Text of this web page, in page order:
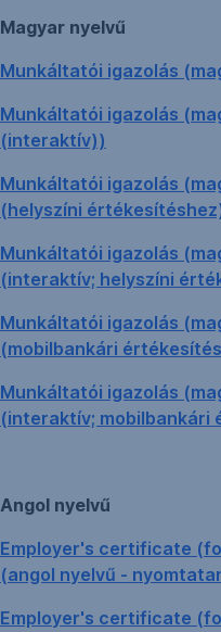
Magyar nyelvű
Munkáltatói igazolás
Munkáltatói igazolás
(interaktív))
Munkáltatói igazolás
(helyszíni
Munkáltatói igazolás
(interaktív; helyszíni
Munkáltatói igazolás
(mobilbankári
Munkáltatói igazolás
(interaktív; mobilbankári
Angol nyelvű
Employer's certificate
(angol nyelvű -
Employer's certificate